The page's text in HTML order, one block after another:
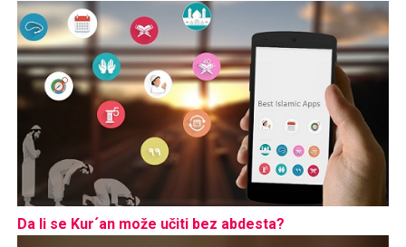
Da li se Kur´an može učiti bez abdesta?